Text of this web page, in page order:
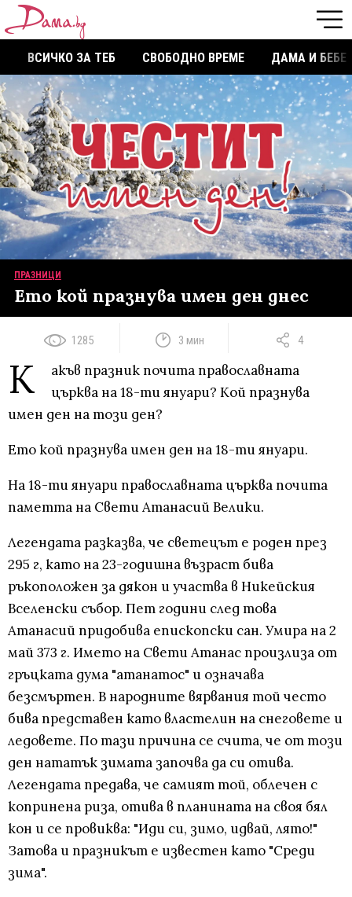
ВСИЧКО ЗА ТЕБ СВОБОДНО ВРЕМЕ ДАМА И БЕБЕ
ПРАЗНИЦИ
Ето кой празнува имен ден днес
1285 3 мин 4
К
акъв празник почита православната
църква на 18-ти януари? Кой празнува
имен ден на този ден?
Ето кой празнува имен ден на 18-ти януари.
На 18-ти януари православната църква почита
паметта на Свети Атанасий Велики.
Легендата разказва, че светецът е роден през
295 г, като на 23-годишна възраст бива
ръкоположен за дякон и участва в Никейския
Вселенски събор. Пет години след това
Атанасий придобива епископски сан. Умира на 2
май 373 г. Името на Свети Атанас произлиза от
гръцката дума "атанатос" и означава
безсмъртен. В народните вярвания той често
бива представен като властелин на снеговете и
ледовете. По тази причина се счита, че от този
ден нататък зимата започва да си отива.
Легендата предава, че самият той, облечен с
копринена риза, отива в планината на своя бял
кон и се провиква: "Иди си, зимо, идвай, лято!"
Затова и празникът е известен като "Среди
зима".